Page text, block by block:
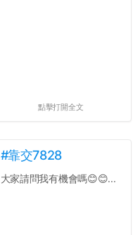
點擊打開全文
#靠交7828
大家請問我有機會嗎😊😊...